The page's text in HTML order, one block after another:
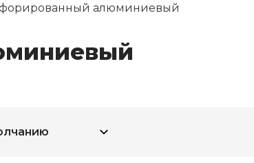
алюминиевый